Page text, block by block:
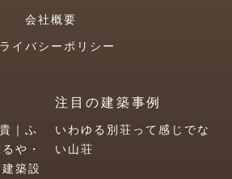
会社概要
イバシーポリシー
｜ふ
や・
築設
注目の建築事例
いわゆる別荘って感じでな
い山荘